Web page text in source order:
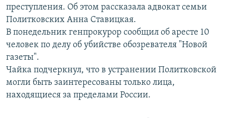
СОЦИАЛЬНЫЕ СЕТИ
Все сайты РСЕ/РС
преступления. Об этом рассказала адвокат семьи
Политковских Анна Ставицкая.
В понедельник генпрокурор сообщил об аресте 10
человек по делу об убийстве обозревателя "Новой
газеты".
Чайка подчеркнул, что в устранении Политковской
могли быть заинтересованы только лица,
находящиеся за пределами России.